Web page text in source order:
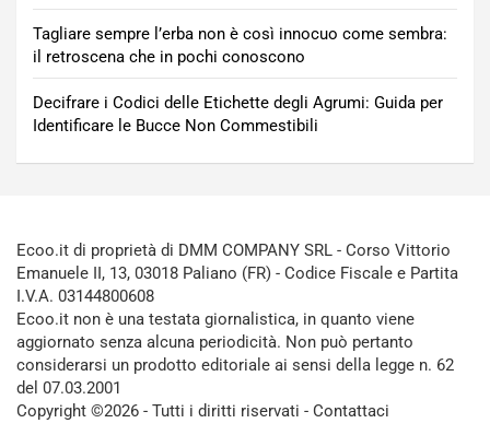
Tagliare sempre l’erba non è così innocuo come sembra:
il retroscena che in pochi conoscono
Decifrare i Codici delle Etichette degli Agrumi: Guida per
Identificare le Bucce Non Commestibili
Ecoo.it di proprietà di DMM COMPANY SRL - Corso Vittorio
Emanuele II, 13, 03018 Paliano (FR) - Codice Fiscale e Partita
I.V.A. 03144800608
Ecoo.it non è una testata giornalistica, in quanto viene
aggiornato senza alcuna periodicità. Non può pertanto
considerarsi un prodotto editoriale ai sensi della legge n. 62
del 07.03.2001
Copyright ©2026 - Tutti i diritti riservati - Contattaci